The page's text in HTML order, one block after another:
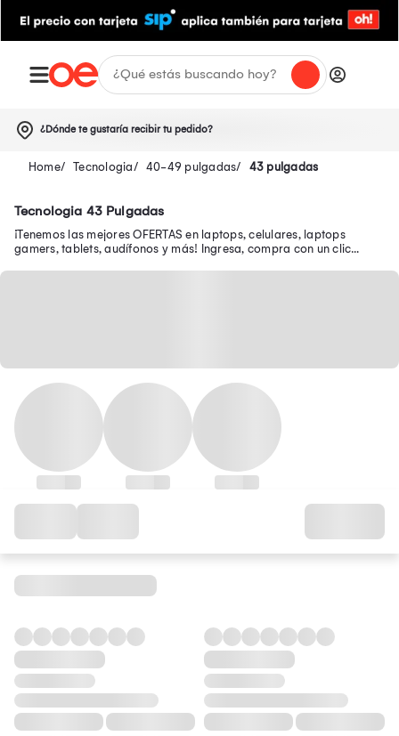
¿Dónde te gustaría recibir tu pedido?
Tecnologia 40-49 pulgadas 43 pulgadas
Tecnologia 43 Pulgadas
¡Tenemos las mejores OFERTAS en laptops, celulares, laptops
gamers, tablets, audífonos y más! Ingresa, compra con un clic